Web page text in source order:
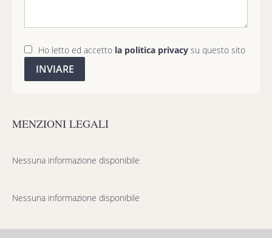
Ho letto ed accetto la politica privacy su questo sito
INVIARE
MENZIONI LEGALI
Nessuna informazione disponibile
Nessuna informazione disponibile